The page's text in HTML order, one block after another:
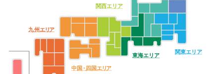
関東エリア
東海エリア
関西エリア
中 国・四国 エリア
九州 エリア